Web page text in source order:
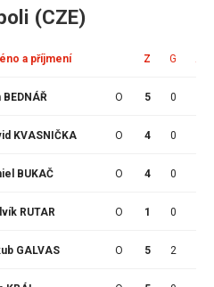
(CZE)
a příjmení Z G A
BEDNÁŘ O 5 0
KVASNIČKA O 4 0
BUKAČ O 4 0
RUTAR O 1 0
GALVAS O 5 2